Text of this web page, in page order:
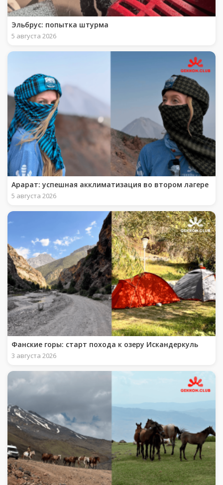
Эльбрус: попытка штурма
5 августа 2026
Арарат: успешная акклиматизация во втором лагере
5 августа 2026
Фанские горы: старт похода к озеру Искандеркуль
3 августа 2026